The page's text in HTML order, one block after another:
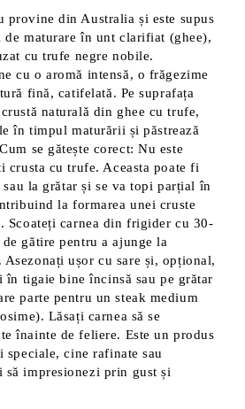
provine din Australia și este supus
de maturare în unt clarifiat (ghee),
cu trufe negre nobile.
cu o aromă intensă, o frăgezime
fină, catifelată. Pe suprafața
naturală din ghee cu trufe,
în timpul maturării și păstrează
se gătește corect: Nu este
crusta cu trufe. Aceasta poate fi
la grătar și se va topi parțial în
la formarea unei cruste
Scoateți carnea din frigider cu 30-
gătire pentru a ajunge la
Asezonați ușor cu sare și, opțional,
în tigaie bine încinsă sau pe grătar
parte pentru un steak medium
Lăsați carnea să se
înainte de feliere. Este un produs
speciale, cine rafinate sau
să impresionezi prin gust și